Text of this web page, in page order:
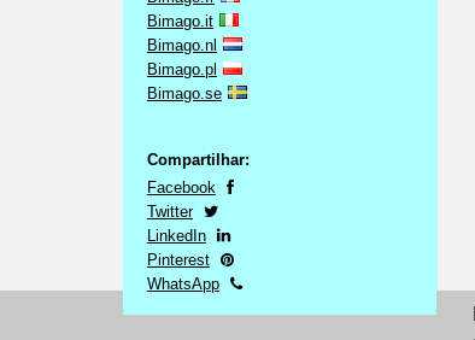
Bimago.it
Bimago.nl
Bimago.pl
Bimago.se
Compartilhar:
Facebook
Twitter
LinkedIn
Pinterest
WhatsApp